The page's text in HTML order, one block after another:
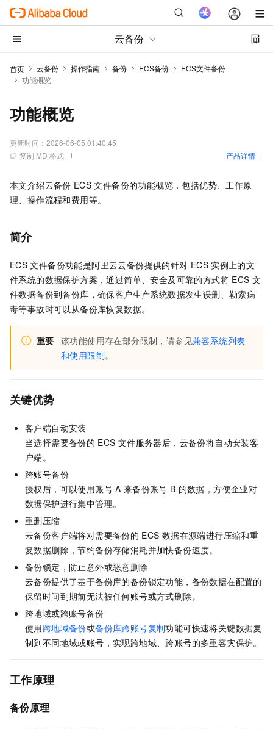
云备份
首页 云备份 操作指南 备份 ECS备份
ECS文件备份
功能概览
功能概览
更新时间： 2026-06-05 01:40:45
复制 MD 格式
产品详情
本文介绍云备份 ECS 文件备份的功能概览，包括优势、工作原
理、操作流程和费用等。
简介
ECS 文件备份功能是阿里云云备份提供的针对 ECS 实例上的文
件系统的数据保护方案，通过简单、安全及可靠的方式将 ECS 文
件数据备份到备份库，确保客户生产系统数据发生误删、勒索病
毒等事故时可以从备份库恢复数据。
重要 该功能使用存在部分限制，请参见兼容系统列表
和使用限制。
关键优势
客户端自动安装
当选择需要备份的 ECS 文件服务器后， 云备份将自动安装客
户端。
跨账号备份
授权后，可以使用账号 A 来备份账号 B 的数据，方便企业对
数据保护进行集中管理。
重删压缩
云备份客户端将对需要备份的 ECS 数据在源端进行压缩和重
复数据删除，节约备份存储消耗并加快备份速度。
备份锁定，防止意外或恶意删除
云备份提供了基于备份库的备份锁定功能，备份数据在配置的
保留时间到期前无法被任何账号或方式删除。
跨地域或跨账号备份
使用跨地域备份或备份库跨账号复制功能可快速将关键数据复
制到不同地域或账号，实现跨地域、跨账号的多重容灾保护。
工作原理
备份原理